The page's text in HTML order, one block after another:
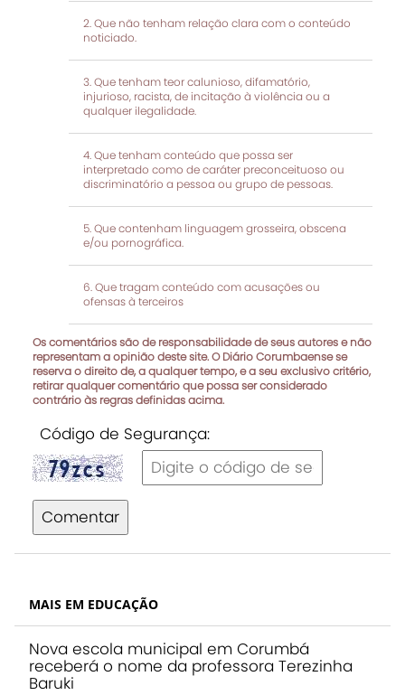
Que não tenham relação clara com o conteúdo
noticiado.
Que tenham teor calunioso, difamatório,
injurioso, racista, de incitação à violência ou a
qualquer ilegalidade.
Que tenham conteúdo que possa ser
interpretado como de caráter preconceituoso ou
discriminatório a pessoa ou grupo de pessoas.
Que contenham linguagem grosseira, obscena
e/ou pornográfica.
Que tragam conteúdo com acusações ou
ofensas à terceiros
Os comentários são de responsabilidade de seus autores e não
representam a opinião deste site. O Diário Corumbaense se
reserva o direito de, a qualquer tempo, e a seu exclusivo critério,
retirar qualquer comentário que possa ser considerado
contrário às regras definidas acima.
Código de Segurança:
Comentar
MAIS EM EDUCAÇÃO
Nova escola municipal em Corumbá
receberá o nome da professora Terezinha
Baruki